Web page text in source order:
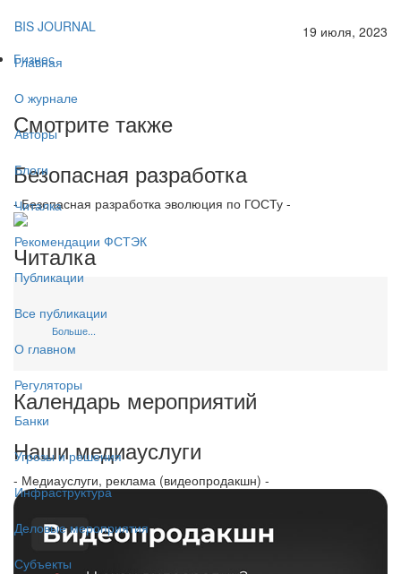
BIS JOURNAL
Главная
О журнале
Авторы
Блоги
Читалка
Рекомендации ФСТЭК
Публикации
Все публикации
О главном
Регуляторы
Банки
Угрозы и решения
Инфраструктура
Деловые мероприятия
Субъекты
19 июля, 2023
Бизнес
Смотрите также
Безопасная разработка
- Безопасная разработка эволюция по ГОСТу -
Читалка
Больше...
Календарь мероприятий
Наши медиауслуги
- Медиауслуги, реклама (видеопродакшн) -